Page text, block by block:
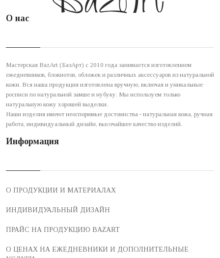
О нас
Мастерская BazArt (БазАрт) с 2010 года занимается изготовлением
ежедневников, блокнотов, обложек и различных аксессуаров из натуральной
кожи. Вся наша продукция изготовлена вручную, включая и уникальные
росписи по натуральной замше и нубуку. Мы используем только
натуральную кожу хорошей выделки.
Наши изделия имеют неоспоримые достоинства - натуральная кожа, ручная
работа, индивидуальный дизайн, высочайшее качество изделий.
Информация
О ПРОДУКЦИИ И МАТЕРИАЛАХ
ИНДИВИДУАЛЬНЫЙ ДИЗАЙН
ПРАЙС НА ПРОДУКЦИЮ BAZART
О ЦЕНАХ НА ЕЖЕДНЕВНИКИ И ДОПОЛНИТЕЛЬНЫЕ